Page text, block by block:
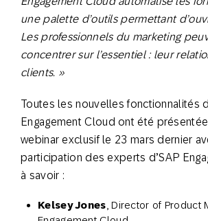
une palette d’outils permettant
Les professionnels du marketing
concentrer sur l’essentiel : leur
clients. »
Toutes les nouvelles fonctionnalités
Engagement Cloud ont été
webinar exclusif le 23 mars dernier
participation des experts d’SAP
à savoir :
Kelsey Jones, Director of Product